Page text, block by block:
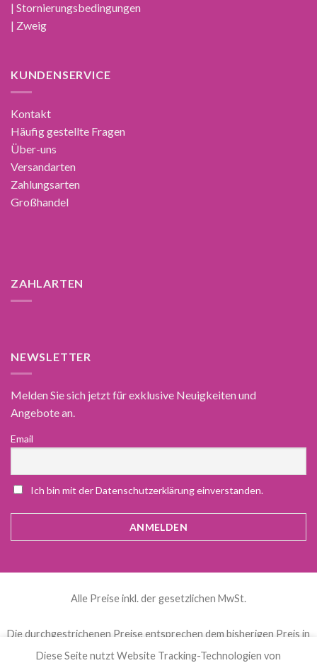
| Stornierungsbedingungen
| Zweig
KUNDENSERVICE
Kontakt
Häufig gestellte Fragen
Über-uns
Versandarten
Zahlungsarten
Großhandel
ZAHLARTEN
NEWSLETTER
Melden Sie sich jetzt für exklusive Neuigkeiten und
Angebote an.
Email
Ich bin mit der Datenschutzerklärung einverstanden.
Alle Preise inkl. der gesetzlichen MwSt.
Die durchgestrichenen Preise entsprechen dem bisherigen Preis in
diesem Online-Shop.
Diese Seite nutzt Website Tracking-Technologien von